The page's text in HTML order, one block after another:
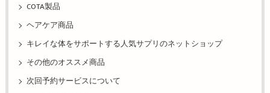
COTA製品
ヘアケア商品
キレイな体をサポートする人気サプリのネットショップ
その他のオススメ商品
次回予約サービスについて